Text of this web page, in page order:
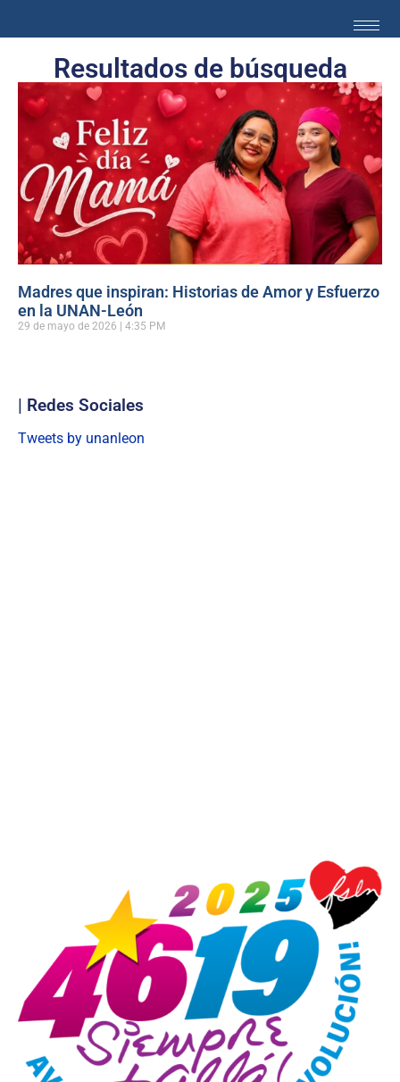
Resultados de búsqueda
Madres que inspiran: Historias de Amor y Esfuerzo
en la UNAN-León
29 de mayo de 2026 4:35 PM
| Redes Sociales
Tweets by unanleon